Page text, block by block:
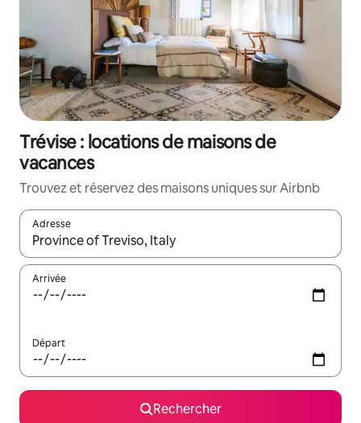
Trévise : locations de maisons de
vacances
Trouvez et réservez des maisons uniques sur Airbnb
Adresse
Lorsque les résultats s'affichent, utilisez les flèches vers le
Arrivée
Départ
Rechercher